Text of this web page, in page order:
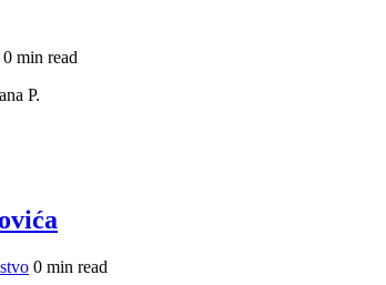
0 min read
P.
0 min read